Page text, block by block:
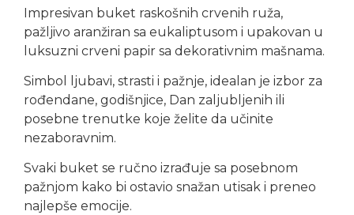
Impresivan buket raskošnih crvenih ruža,
pažljivo aranžiran sa eukaliptusom i upakovan u
luksuzni crveni papir sa dekorativnim mašnama.
Simbol ljubavi, strasti i pažnje, idealan je izbor za
rođendane, godišnjice, Dan zaljubljenih ili
posebne trenutke koje želite da učinite
nezaboravnim.
Svaki buket se ručno izrađuje sa posebnom
pažnjom kako bi ostavio snažan utisak i preneo
najlepše emocije.